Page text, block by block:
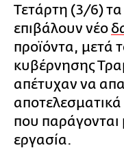
Τετάρτη (3/6)
επιβάλουν νέο
προϊόντα, μετά
κυβέρνησης
απέτυχαν να
που παράγονται
εργασία.